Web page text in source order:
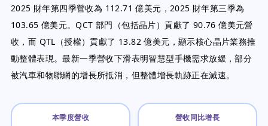
2025 財年第四季營收為 112.71 億美元，2025 財年第三季為
103.65 億美元。QCT 部門（包括晶片）貢獻了 90.76 億美元營
收，而 QTL（授權）貢獻了 13.82 億美元，顯示核心晶片業務推
動整體表現。最新一季營收下滑表明智慧型手機需求放緩，部分
被汽車和物聯網的增長所抵消，但整體增長軌跡正在減速。
本季度營收 營收同比增長